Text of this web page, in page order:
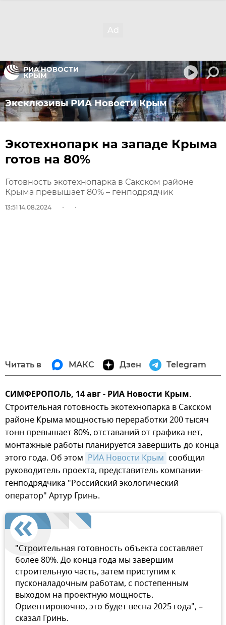
Эксклюзивы РИА Новости Крым
Экотехнопарк на западе Крыма
готов на 80%
Готовность экотехнопарка в Сакском районе
Крыма превышает 80% – генподрядчик
13:51 14.08.2024
Читать в МАКС Дзен Telegram
СИМФЕРОПОЛЬ, 14 авг - РИА Новости Крым.
Строительная готовность экотехнопарка в Сакском
районе Крыма мощностью переработки 200 тысяч
тонн превышает 80%, отставаний от графика нет,
монтажные работы планируется завершить до конца
этого года. Об этом РИА Новости Крым сообщил
руководитель проекта, представитель компании-
генподрядчика "Российский экологический
оператор" Артур Гринь.
"Строительная готовность объекта составляет
более 80%. До конца года мы завершим
строительную часть, затем приступим к
пусконаладочным работам, с постепенным
выходом на проектную мощность.
Ориентировочно, это будет весна 2025 года", –
сказал Гринь.